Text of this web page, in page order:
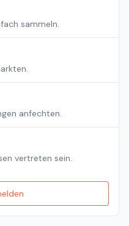
sammeln.
anfechten.
vertreten sein.